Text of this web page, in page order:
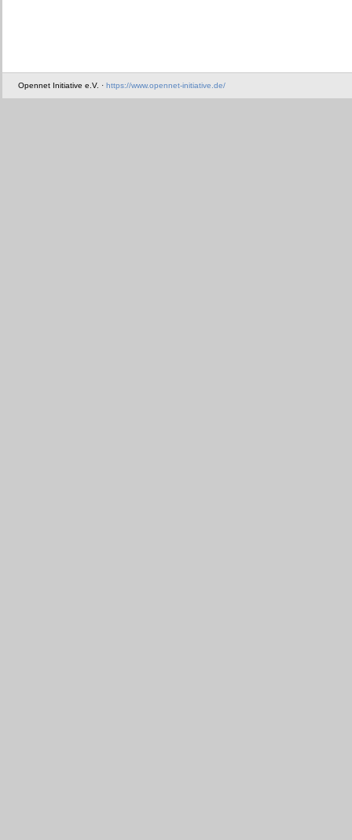
Opennet Initiative e.V. · https://www.opennet-initiative.de/